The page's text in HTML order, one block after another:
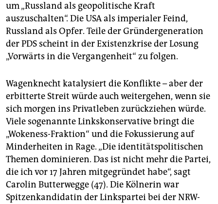
um „Russland als geopolitische Kraft
auszuschalten“. Die USA als imperialer Feind,
Russland als Opfer. Teile der Gründergeneration
der PDS scheint in der Existenzkrise der Losung
„Vorwärts in die Vergangenheit“ zu folgen.
Wagenknecht katalysiert die Konflikte – aber der
erbitterte Streit würde auch weitergehen, wenn sie
sich morgen ins Privatleben zurückziehen würde.
Viele sogenannte Linkskonservative bringt die
„Wokeness-Fraktion“ und die Fokussierung auf
Minderheiten in Rage. „Die identitätspolitischen
Themen dominieren. Das ist nicht mehr die Partei,
die ich vor 17 Jahren mitgegründet habe“, sagt
Carolin Butterwegge (47). Die Kölnerin war
Spitzenkandidatin der Linkspartei bei der NRW-